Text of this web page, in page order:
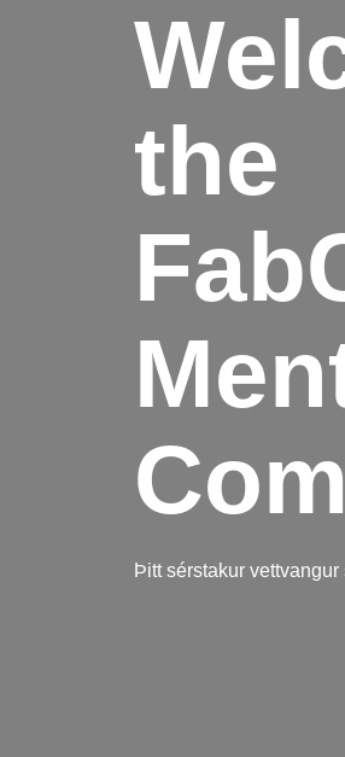
the
Þitt sérstakur